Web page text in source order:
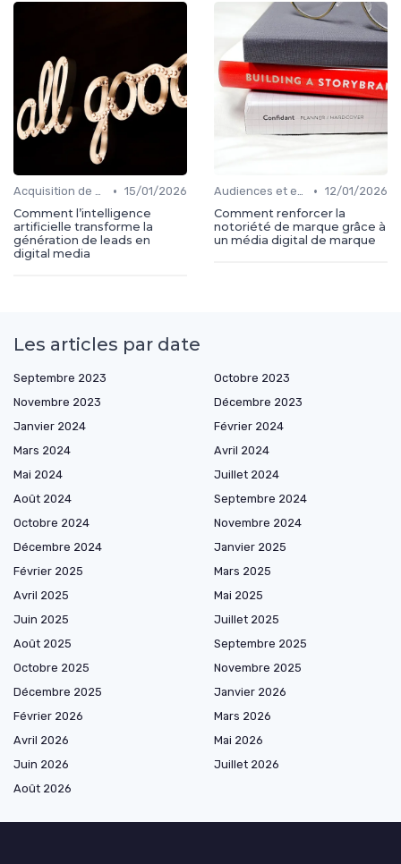
Acquisition de médias • 15/01/2026
Comment l’intelligence
artificielle transforme la
génération de leads en
digital media
Audiences et engagement • 12/01/2026
Comment renforcer la
notoriété de marque grâce à
un média digital de marque
Les articles par date
Septembre 2023
Octobre 2023
Novembre 2023
Décembre 2023
Janvier 2024
Février 2024
Mars 2024
Avril 2024
Mai 2024
Juillet 2024
Août 2024
Septembre 2024
Octobre 2024
Novembre 2024
Décembre 2024
Janvier 2025
Février 2025
Mars 2025
Avril 2025
Mai 2025
Juin 2025
Juillet 2025
Août 2025
Septembre 2025
Octobre 2025
Novembre 2025
Décembre 2025
Janvier 2026
Février 2026
Mars 2026
Avril 2026
Mai 2026
Juin 2026
Juillet 2026
Août 2026